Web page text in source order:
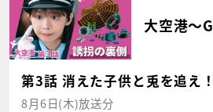
大空港～
第3話 消えた子供と兎を追え！
8月6日(木)放送分